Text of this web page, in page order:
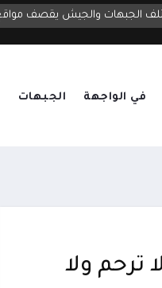
الجبهات والجيش يقصف
في الواجهة الجبهات
ترحم ولا